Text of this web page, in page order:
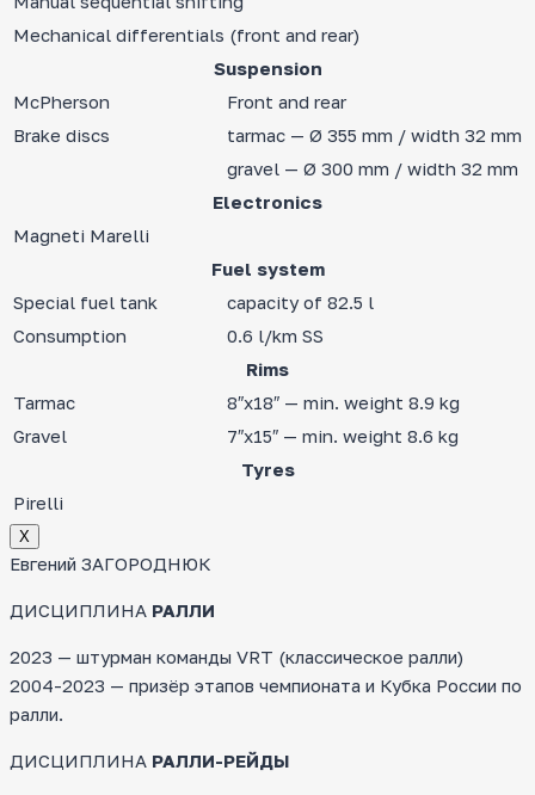
Mechanical differentials (front and rear)
Suspension
McPherson
Front and rear
Brake discs
tarmac — Ø 355 mm / width 32 mm
gravel — Ø 300 mm / width 32 mm
Electronics
Magneti Marelli
Fuel system
Special fuel tank
capacity of 82.5 l
Consumption
0.6 l/km SS
Rims
Tarmac
8″x18″ — min. weight 8.9 kg
Gravel
7″x15″ — min. weight 8.6 kg
Tyres
Pirelli
Х
Евгений ЗАГОРОДНЮК
ДИСЦИПЛИНА РАЛЛИ
2023 — штурман команды VRT (классическое ралли)
2004-2023 — призёр этапов чемпионата и Кубка России по
ралли.
ДИСЦИПЛИНА РАЛЛИ-РЕЙДЫ